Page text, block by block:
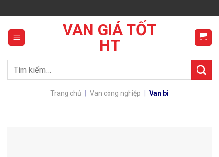
to
content
VAN GIÁ TỐT
HT
Tìm
Trang chủ Van công nghiệp Van bi